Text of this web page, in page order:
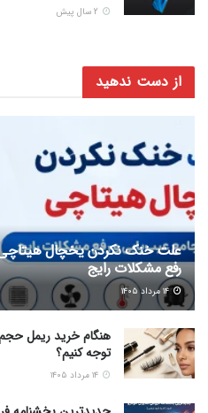
از دست ندهید
علت خنک نکردن یخچال
رفع مشکلات رایج
۱۴ مرداد ۱۴۰۵
هنگام خرید ریمل حجم
توجه کنیم؟